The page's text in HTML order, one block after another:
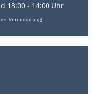
13:00 - 14:00 Uhr
Vereinbarung)